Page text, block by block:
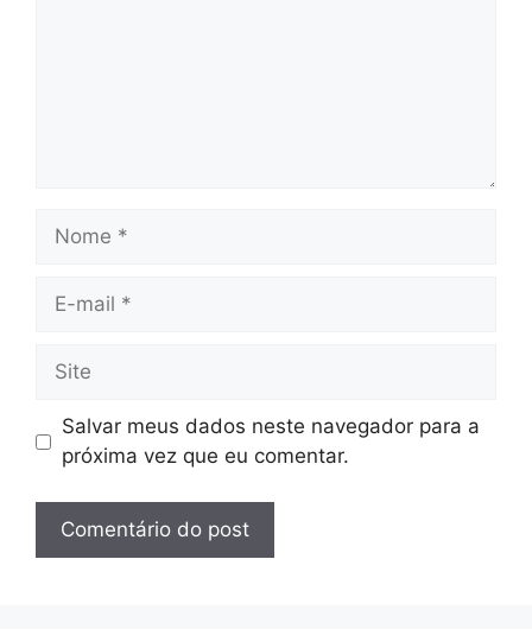
Nome
Site
Salvar meus dados neste navegador para a
próxima vez que eu comentar.